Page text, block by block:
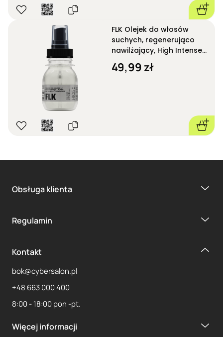
FLK Olejek do włosów
suchych, regenerująco
nawilżający, High Intense
HI05 50 ml
49,99 zł
Obsługa klienta
Regulamin
Kontakt
bok@cybersalon.pl
+48 663 000 400
8:00 - 18:00 pon -pt.
Więcej informacji